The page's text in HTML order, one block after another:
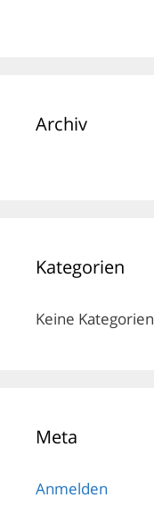
Archiv
Kategorien
Keine Kategorien
Meta
Anmelden